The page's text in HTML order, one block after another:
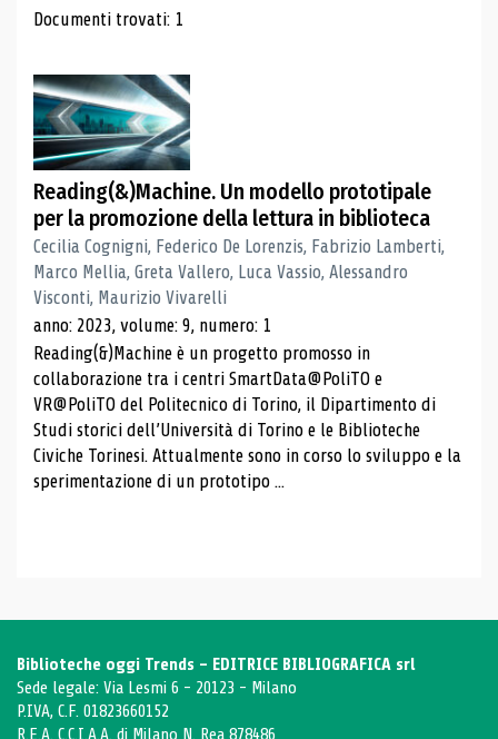
Risultati di ricerca
Documenti trovati: 1
Reading(&)Machine. Un modello prototipale
per la promozione della lettura in biblioteca
Cecilia Cognigni, Federico De Lorenzis, Fabrizio Lamberti,
Marco Mellia, Greta Vallero, Luca Vassio, Alessandro
Visconti, Maurizio Vivarelli
anno: 2023, volume: 9, numero: 1
Reading(&)Machine è un progetto promosso in
collaborazione tra i centri SmartData@PoliTO e
VR@PoliTO del Politecnico di Torino, il Dipartimento di
Studi storici dell’Università di Torino e le Biblioteche
Civiche Torinesi. Attualmente sono in corso lo sviluppo e la
sperimentazione di un prototipo ...
Biblioteche oggi Trends - EDITRICE BIBLIOGRAFICA srl
Sede legale: Via Lesmi 6 - 20123 - Milano
P.IVA, C.F. 01823660152
R.E.A. C.C.I.A.A. di Milano N. Rea 878486